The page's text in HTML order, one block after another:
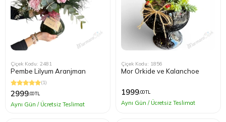
Çiçek Kodu: 2481
Pembe Lilyum Aranjman
(1)
2999,00 TL
Aynı Gün / Ücretsiz Teslimat
Çiçek Kodu: 1856
Mor Orkide ve Kalanchoe
1999,00 TL
Aynı Gün / Ücretsiz Teslimat